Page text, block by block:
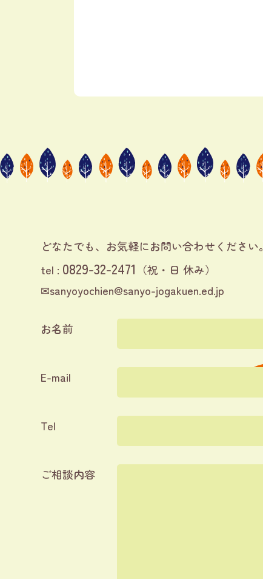
どなたでも、お気軽にお問い合わせください。
tel : 0829-32-2471 （祝・日 休み）
✉sanyoyochien@sanyo-jogakuen.ed.jp
お名前
E-mail
Tel
ご相談内容